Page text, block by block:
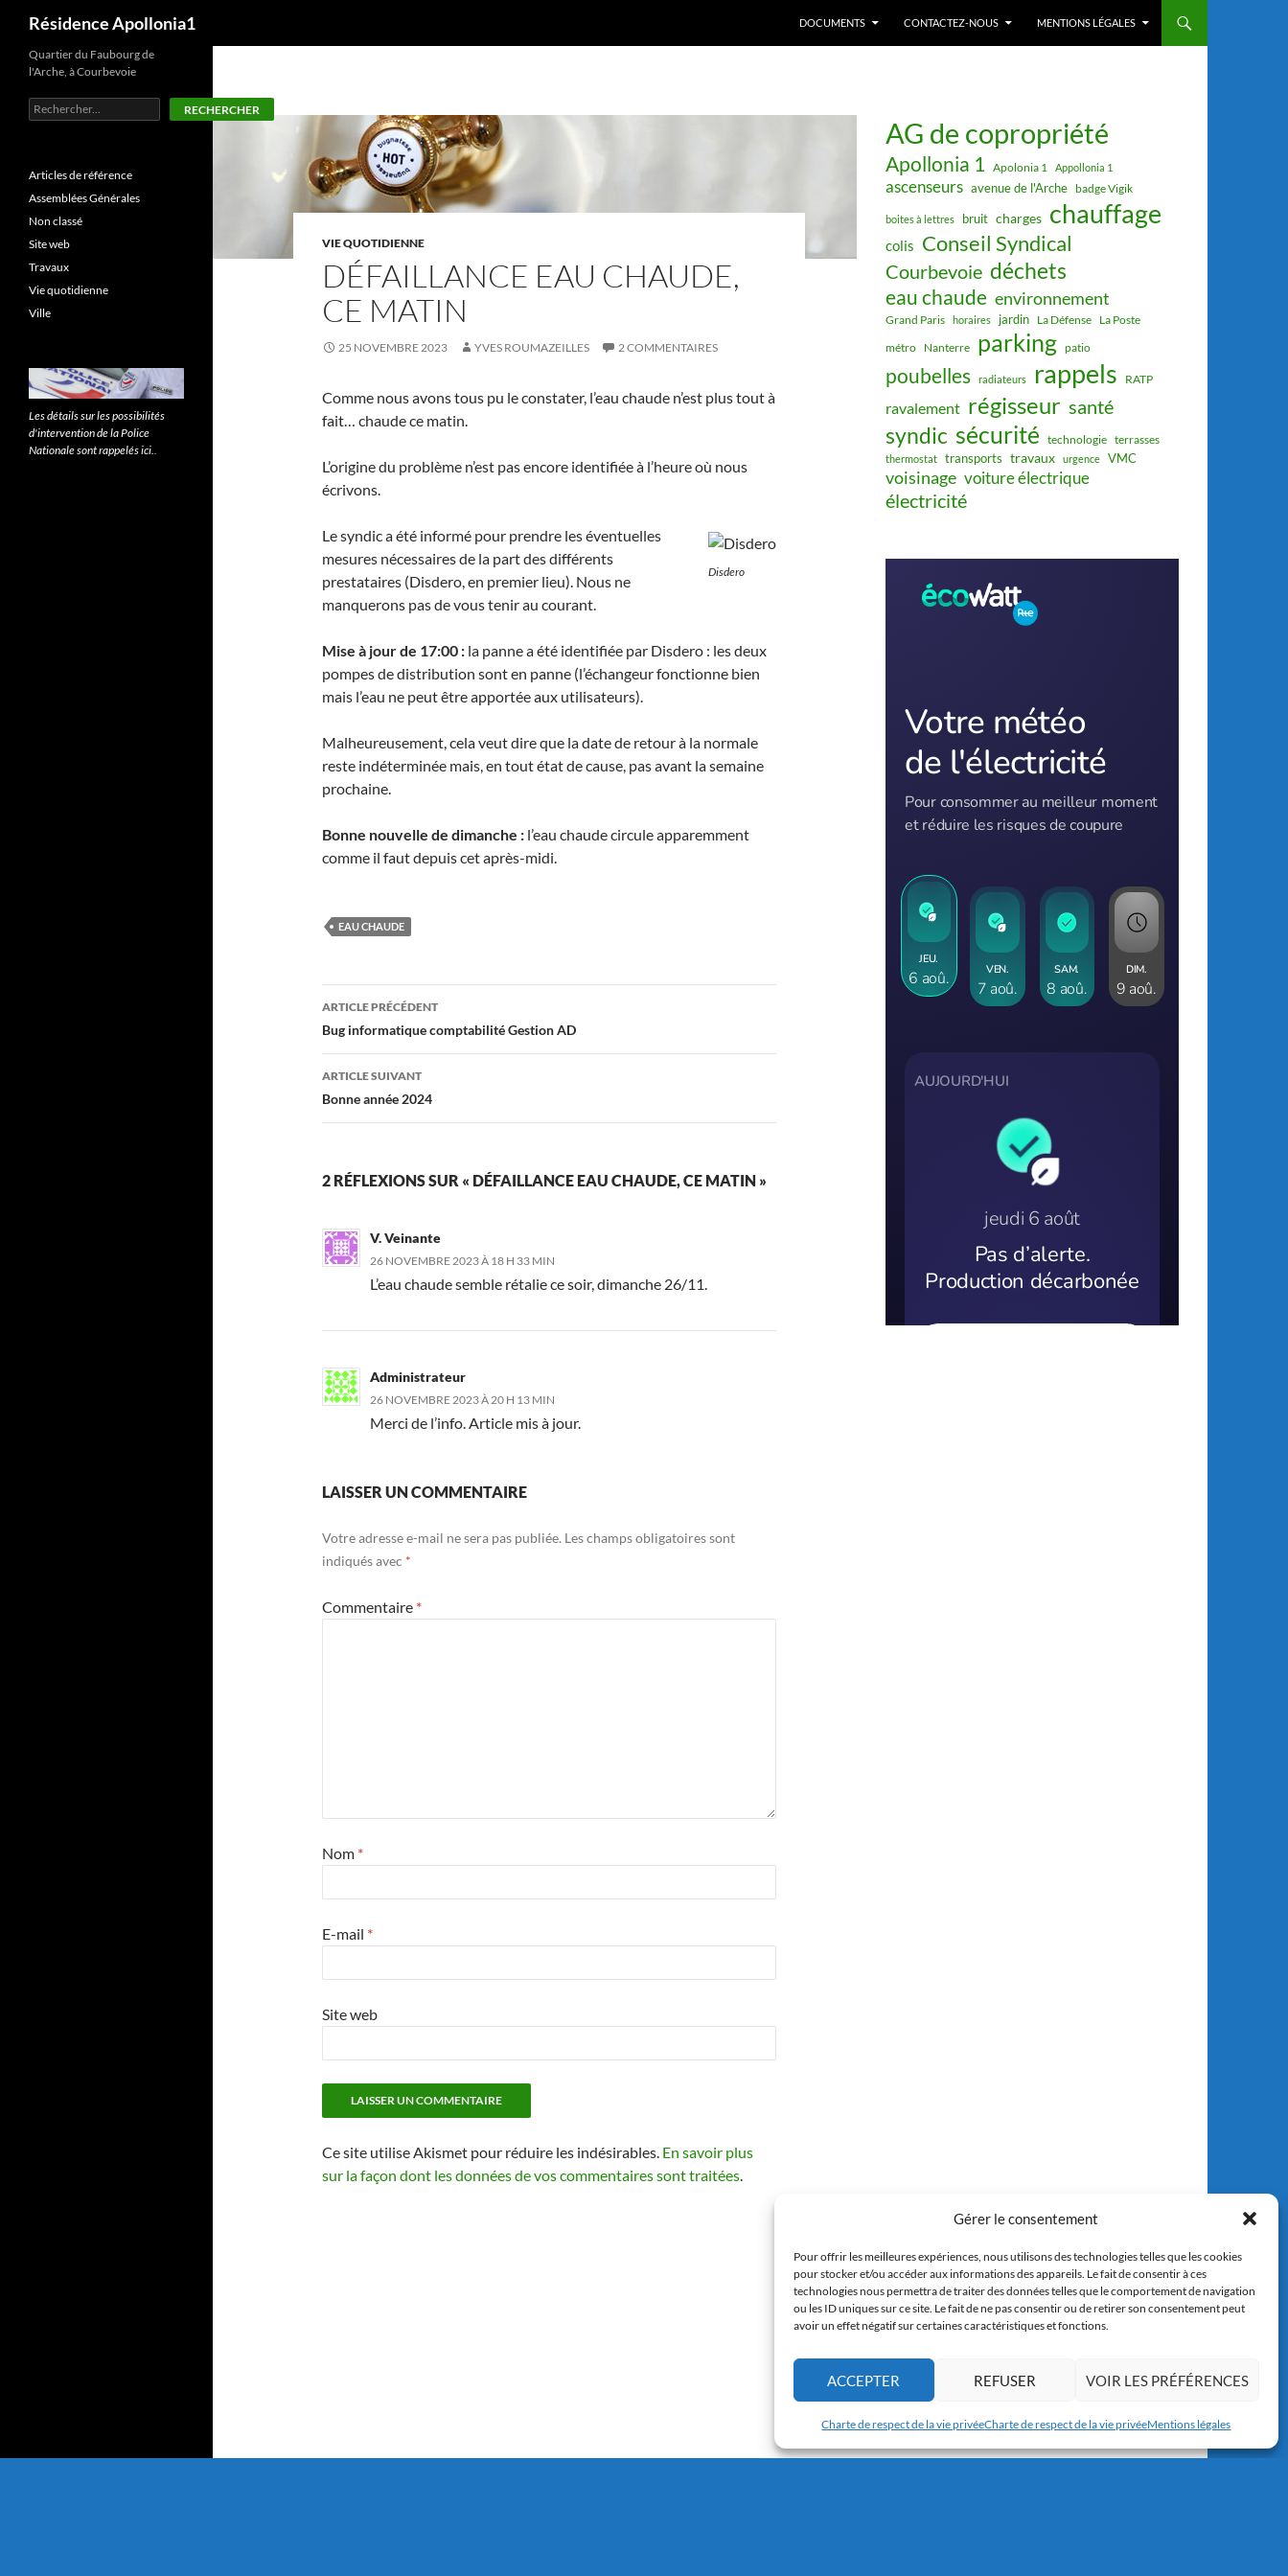
Gérer le consentement
Pour offrir les meilleures expériences, nous utilisons des technologies telles que les cookies
pour stocker et/ou accéder aux informations des appareils. Le fait de consentir à ces
technologies nous permettra de traiter des données telles que le comportement de navigation
ou les ID uniques sur ce site. Le fait de ne pas consentir ou de retirer son consentement peut
avoir un effet négatif sur certaines caractéristiques et fonctions.
ACCEPTER REFUSER VOIR LES PRÉFÉRENCES
Charte de respect de la vie privéeCharte de respect de la vie privéeMentions légales
Aller
contenu
Résidence Apollonia1 DOCUMENTS CONTACTEZ-NOUS MENTIONS LÉGALES
VIE QUOTIDIENNE
DÉFAILLANCE EAU CHAUDE,
CE MATIN
25 NOVEMBRE 2023 YVES ROUMAZEILLES 2 COMMENTAIRES
Comme nous avons tous pu le constater, l’eau chaude n’est plus tout à
fait… chaude ce matin.
L’origine du problème n’est pas encore identifiée à l’heure où nous
écrivons.
Disdero
Le syndic a été informé pour prendre les éventuelles
mesures nécessaires de la part des différents
prestataires (Disdero, en premier lieu). Nous ne
manquerons pas de vous tenir au courant.
Mise à jour de 17:00 : la panne a été identifiée par Disdero : les deux
pompes de distribution sont en panne (l’échangeur fonctionne bien
mais l’eau ne peut être apportée aux utilisateurs).
Malheureusement, cela veut dire que la date de retour à la normale
reste indéterminée mais, en tout état de cause, pas avant la semaine
prochaine.
Bonne nouvelle de dimanche : l’eau chaude circule apparemment
comme il faut depuis cet après-midi.
EAU CHAUDE
Navigation
des
articles
ARTICLE PRÉCÉDENT
Bug informatique comptabilité Gestion AD
ARTICLE SUIVANT
Bonne année 2024
2 RÉFLEXIONS SUR « DÉFAILLANCE EAU CHAUDE, CE MATIN »
V. Veinante
26 NOVEMBRE 2023 À 18 H 33 MIN
L’eau chaude semble rétalie ce soir, dimanche 26/11.
Administrateur
26 NOVEMBRE 2023 À 20 H 13 MIN
Merci de l’info. Article mis à jour.
LAISSER UN COMMENTAIRE
Votre adresse e-mail ne sera pas publiée. Les champs obligatoires sont
indiqués avec *
Commentaire *
Nom *
E-mail *
Site web
Ce site utilise Akismet pour réduire les indésirables. En savoir plus
sur la façon dont les données de vos commentaires sont traitées.
AG de copropriété
Apollonia 1 Apolonia 1 Appollonia 1
ascenseurs avenue de l'Arche badge Vigik
boites à lettres bruit charges chauffage
colis Conseil Syndical
Courbevoie déchets
eau chaude environnement
Grand Paris horaires jardin La Défense La Poste
métro Nanterre parking patio
poubelles radiateurs rappels RATP
ravalement régisseur santé
syndic sécurité technologie terrasses
thermostat transports travaux urgence VMC
voisinage voiture électrique
électricité
Quartier du Faubourg de
l'Arche, à Courbevoie
Rechercher RECHERCHER
Articles de référence
Assemblées Générales
Non classé
Site web
Travaux
Vie quotidienne
Ville
Les détails sur les possibilités
d'intervention de la Police
Nationale sont rappelés ici..